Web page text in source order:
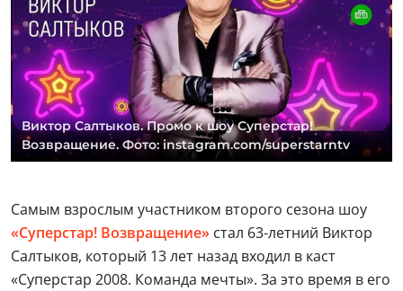
Виктор Салтыков. Промо к шоу Суперстар!
Возвращение. Фото: instagram.com/superstarntv
Самым взрослым участником второго сезона шоу
«Суперстар! Возвращение» стал 63-летний Виктор
Салтыков, который 13 лет назад входил в каст
«Суперстар 2008. Команда мечты». За это время в его